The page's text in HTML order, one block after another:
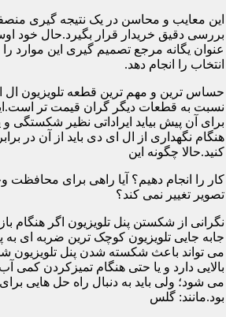
این معایب و محاسن در یک نتیجه گیری
بررسی دقیق خریدار قرار بگیرد.حال خود
عنوان یگانه مرجع تصمیم گیری این موارد
انتخاب را انجام دهد.
حساس ترین و مهم ترین قطعه تلویزیون
نسبت به قطعات دیگر گران قیمت تر
برای آن پیش بیاید ایراداتی نظیر شکستگی
هنگام نگهداری از ال ای دی باید از آن در
کنید.حالا چگونه این
کار را انجام دهیم؟ آیا راهی برای محافظت
تصویر تغییر نمی کند؟
نگرانی از شکستن پنل تلویزیون اگر هنگام
جابه جایی تلویزیون کوچک ترین ضربه ای
می تواند باعث شکسته شدن پنل تلویزیون
بالایی دارد و یا حتی هنگام تمیزکردن کمی
می شود؛ ولی باید به دنبال راه حل هایی
بود.مانند: گلس